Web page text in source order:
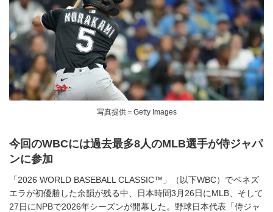
写真提供＝Getty Images
今回のWBCには過去最多8人のMLB選手が侍ジャパ
ンに参加
「2026 WORLD BASEBALL CLASSIC™」（以下WBC）でベネズ
エラが初優勝した余韻が残る中、日本時間3月26日にMLB、そして
27日にNPBで2026年シーズンが開幕した。野球日本代表「侍ジャ